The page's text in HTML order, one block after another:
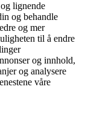
lignende
og behandle
og mer
til å endre
og innhold,
og analysere
våre